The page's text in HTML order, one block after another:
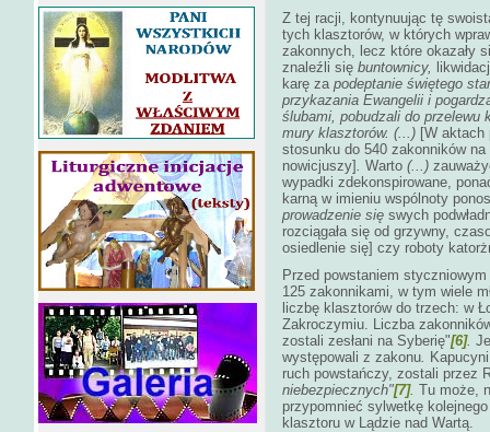
Z tej racji, kontynuując tę
tych klasztorów, w których
zakonnych, lecz które okazały
znaleźli się buntownicy,
karę za podeptanie świętego
przykazania Ewangelii i
ślubami, pobudzali do przelewu
mury klasztorów. (...) [W aktach
stosunku do 540 zakonników
nowicjuszy]. Warto (...)
wypadki zdekonspirowane,
karną w imieniu wspólnoty
prowadzenie się swych
rozciągała się od grzywny,
osiedlenie się] czy roboty
Przed powstaniem
125 zakonnikami, w tym wiele
liczbę klasztorów do trzech: w
Zakroczymiu. Liczba
zostali zesłani na Syberię"[6].
występowali z zakonu.
ruch powstańczy, zostali przez
niebezpiecznych"[7]. Tu może,
przypomnieć sylwetkę
klasztoru w Lądzie nad Wartą.